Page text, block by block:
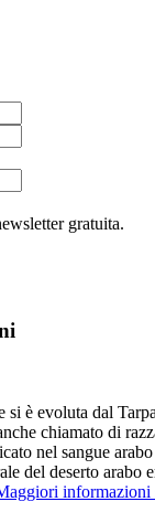
gratuita.
si è evoluta dal
chiamato di
nel sangue
del deserto arabo
informazioni